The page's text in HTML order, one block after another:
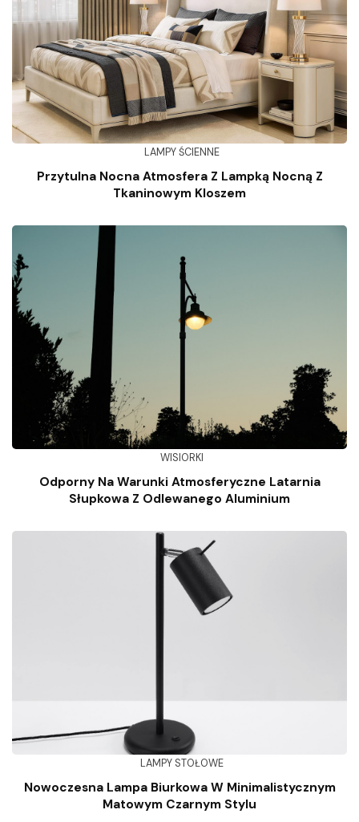
LAMPY ŚCIENNE
Przytulna Nocna Atmosfera Z Lampką Nocną Z
Tkaninowym Kloszem
WISIORKI
Odporny Na Warunki Atmosferyczne Latarnia
Słupkowa Z Odlewanego Aluminium
LAMPY STOŁOWE
Nowoczesna Lampa Biurkowa W Minimalistycznym
Matowym Czarnym Stylu